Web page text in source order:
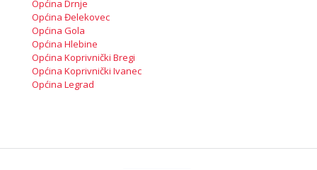
Općina Drnje
Općina Đelekovec
Općina Gola
Općina Hlebine
Općina Koprivnički Bregi
Općina Koprivnički Ivanec
Općina Legrad